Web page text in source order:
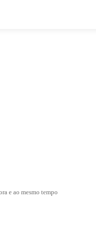
e ao mesmo tempo